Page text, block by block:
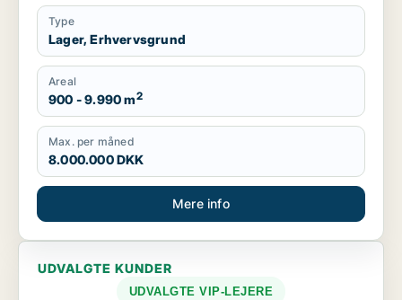
Type
Lager, Erhvervsgrund
Areal
900 - 9.990 m2
Max. per måned
8.000.000 DKK
Mere info
UDVALGTE KUNDER
UDVALGTE VIP-LEJERE